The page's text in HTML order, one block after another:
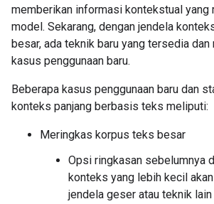
memberikan informasi kontekstual yang
model. Sekarang, dengan jendela
besar, ada teknik baru yang tersedia dan
kasus penggunaan baru.
Beberapa kasus penggunaan baru dan
konteks panjang berbasis teks meliputi:
Meringkas korpus teks besar
Opsi ringkasan sebelumnya
konteks yang lebih kecil
jendela geser atau teknik lain